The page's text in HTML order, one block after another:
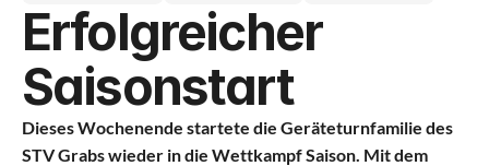
STV Grabs
News
Events
Erfolgreicher
Saisonstart
Dieses Wochenende startete die Geräteturnfamilie des
STV Grabs wieder in die Wettkampf Saison. Mit dem